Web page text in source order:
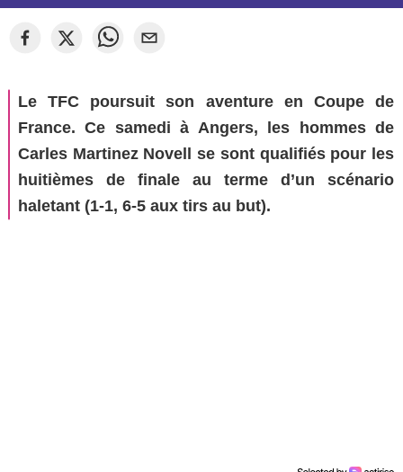
Le TFC poursuit son aventure en Coupe de
France. Ce samedi à Angers, les hommes de
Carles Martinez Novell se sont qualifiés pour les
huitièmes de finale au terme d’un scénario
haletant (1-1, 6-5 aux tirs au but).